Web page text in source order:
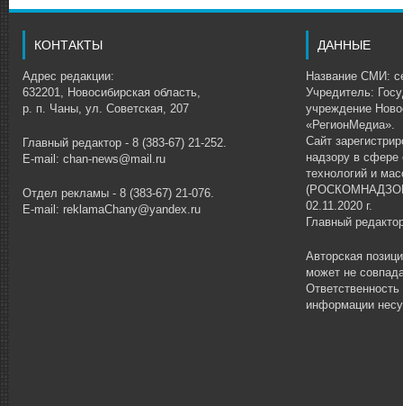
КОНТАКТЫ
Адрес редакции:
632201, Новосибирская область,
р. п. Чаны, ул. Советская, 207
Главный редактор - 8 (383-67) 21-252.
E-mail: chan-news@mail.ru
Отдел рекламы - 8 (383-67) 21-076.
E-mail: reklamaChany@yandex.ru
ДАННЫЕ
Название СМИ:
Учредитель:
учреждение
«РегионМедиа».
Сайт
надзору в
технологий и
02.11.2020 г.
Главный
Авторская
может не
информации